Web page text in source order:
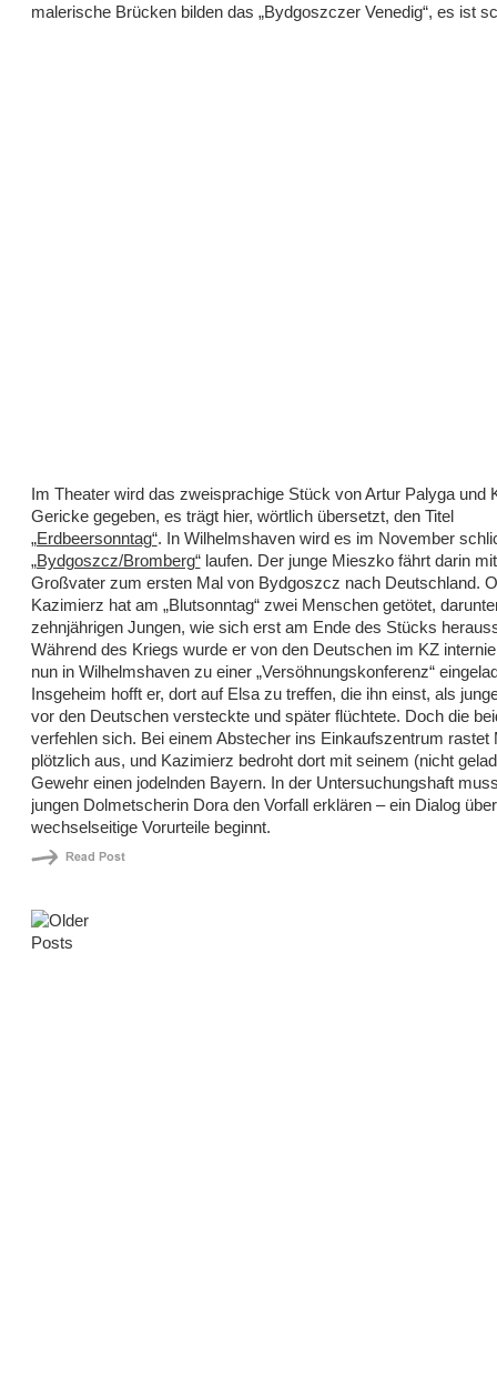
malerische Brücken bilden das „Bydgoszczer Venedig“, es ist
Im Theater wird das zweisprachige Stück von Artur Palyga und
Gericke gegeben, es trägt hier, wörtlich übersetzt, den Titel
„Erdbeersonntag“. In Wilhelmshaven wird es im November
„Bydgoszcz/Bromberg“laufen. Der junge Mieszko fährt darin
Großvater zum ersten Mal von Bydgoszcz nach Deutschland.
Kazimierz hat am „Blutsonntag“ zwei Menschen getötet,
zehnjährigen Jungen, wie sich erst am Ende des Stücks
Während des Kriegs wurde er von den Deutschen im KZ
nun in Wilhelmshaven zu einer „Versöhnungskonferenz“
Insgeheim hofft er, dort auf Elsa zu treffen, die ihn einst, als
vor den Deutschen versteckte und später flüchtete. Doch die
verfehlen sich. Bei einem Abstecher ins Einkaufszentrum rastet
plötzlich aus, und Kazimierz bedroht dort mit seinem (nicht
Gewehr einen jodelnden Bayern. In der Untersuchungshaft
jungen Dolmetscherin Dora den Vorfall erklären – ein Dialog über
wechselseitige Vorurteile beginnt.